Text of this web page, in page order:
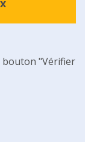
bouton "Vérifier